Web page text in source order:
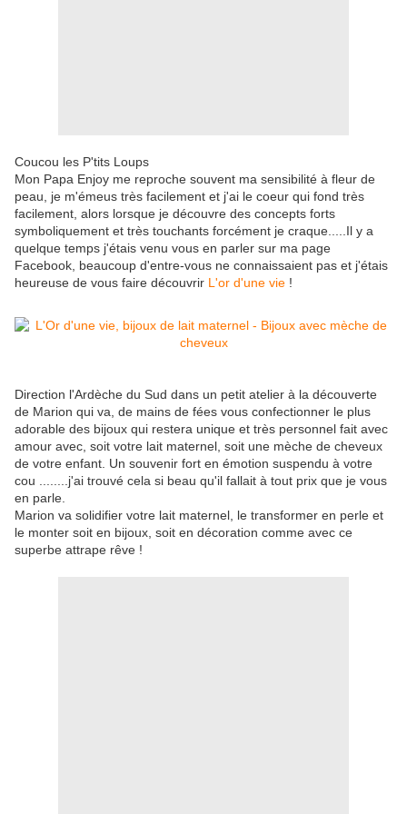
Coucou les P'tits Loups
Mon Papa Enjoy me reproche souvent ma sensibilité à fleur de
peau, je m'émeus très facilement et j'ai le coeur qui fond très
facilement, alors lorsque je découvre des concepts forts
symboliquement et très touchants forcément je craque.....Il y a
quelque temps j'étais venu vous en parler sur ma page
Facebook, beaucoup d'entre-vous ne connaissaient pas et j'étais
heureuse de vous faire découvrir L'or d'une vie !
Direction l'Ardèche du Sud dans un petit atelier à la découverte
de Marion qui va, de mains de fées vous confectionner le plus
adorable des bijoux qui restera unique et très personnel fait avec
amour avec, soit votre lait maternel, soit une mèche de cheveux
de votre enfant. Un souvenir fort en émotion suspendu à votre
cou ........j'ai trouvé cela si beau qu'il fallait à tout prix que je vous
en parle.
Marion va solidifier votre lait maternel, le transformer en perle et
le monter soit en bijoux, soit en décoration comme avec ce
superbe attrape rêve !